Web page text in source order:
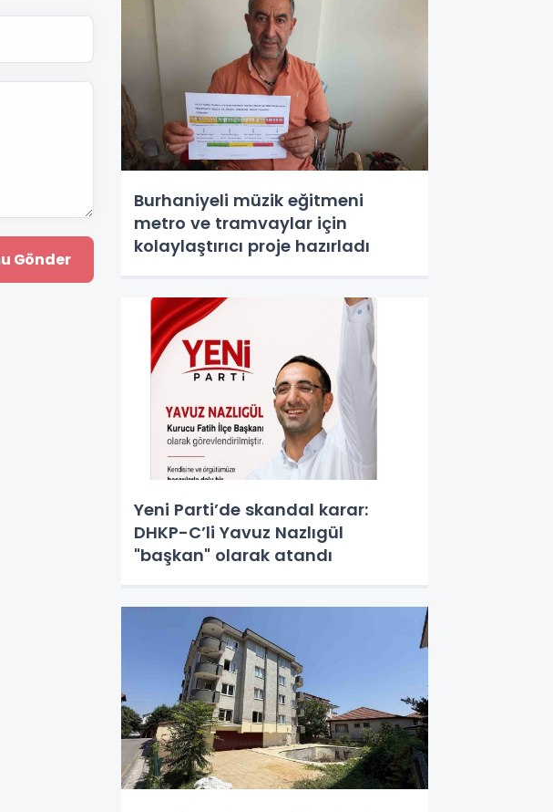
Burhaniyeli müzik eğitmeni
metro ve tramvaylar için
kolaylaştırıcı proje hazırladı
Yeni Parti’de skandal karar:
DHKP-C’li Yavuz Nazlıgül
"başkan" olarak atandı